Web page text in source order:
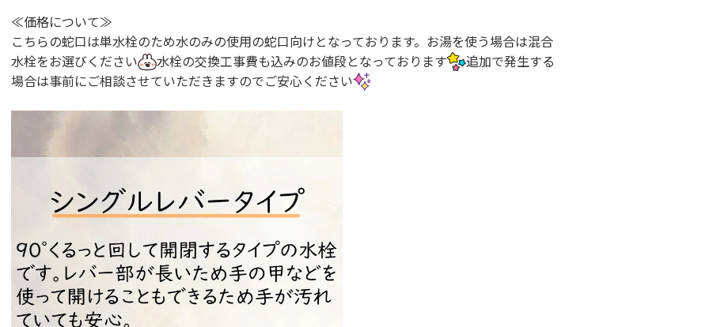
≪価格について≫
こちらの蛇口は単水栓のため水のみの使用の蛇口向けとなっております。お湯を使う場合は混合
水栓をお選びください
水栓の交換工事費も込みのお値段となっております
追加で発生する
場合は事前にご相談させていただきますのでご安心ください